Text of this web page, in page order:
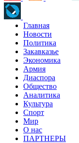
Главная
Новости
Политика
Закавказье
Экономика
Армия
Диаспора
Общество
Аналитика
Культура
Спорт
Мир
О нас
ПАРТНЕРЫ